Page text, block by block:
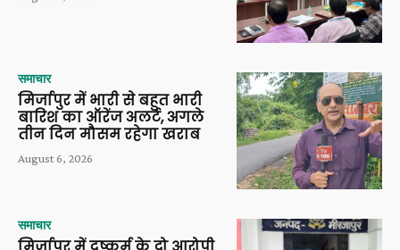
समाचार
मिर्जापुर में भारी से बहुत भारी
बारिश का ऑरेंज अलर्ट, अगले
तीन दिन मौसम रहेगा खराब
August 6, 2026
समाचार